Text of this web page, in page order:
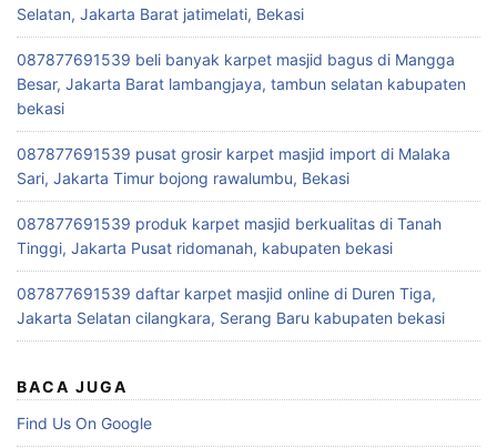
Selatan, Jakarta Barat jatimelati, Bekasi
087877691539 beli banyak karpet masjid bagus di Mangga
Besar, Jakarta Barat lambangjaya, tambun selatan kabupaten
bekasi
087877691539 pusat grosir karpet masjid import di Malaka
Sari, Jakarta Timur bojong rawalumbu, Bekasi
087877691539 produk karpet masjid berkualitas di Tanah
Tinggi, Jakarta Pusat ridomanah, kabupaten bekasi
087877691539 daftar karpet masjid online di Duren Tiga,
Jakarta Selatan cilangkara, Serang Baru kabupaten bekasi
BACA JUGA
Find Us On Google